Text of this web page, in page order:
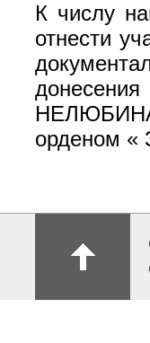
К числу
отнести
орденом «